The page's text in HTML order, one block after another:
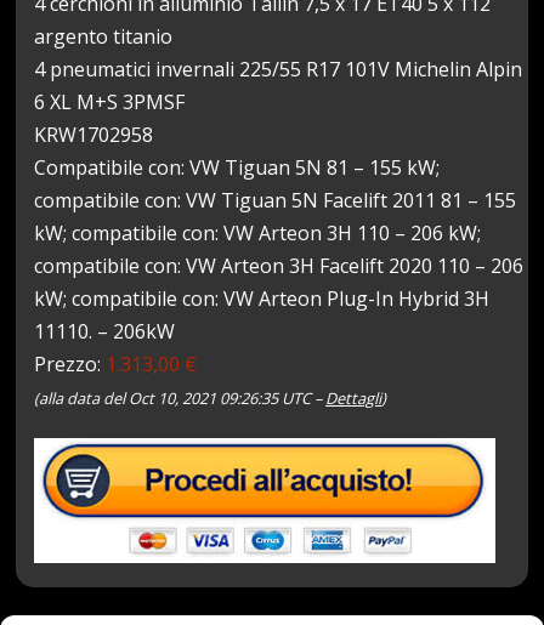
argento titanio
4 pneumatici invernali 225/55 R17 101V Michelin Alpin
6 XL M+S 3PMSF
KRW1702958
Compatibile con: VW Tiguan 5N 81 – 155 kW;
compatibile con: VW Tiguan 5N Facelift 2011 81 – 155
kW; compatibile con: VW Arteon 3H 110 – 206 kW;
compatibile con: VW Arteon 3H Facelift 2020 110 – 206
kW; compatibile con: VW Arteon Plug-In Hybrid 3H
11110. – 206kW
Prezzo: 1.313,00 €
(alla data del Oct 10, 2021 09:26:35 UTC –Dettagli)